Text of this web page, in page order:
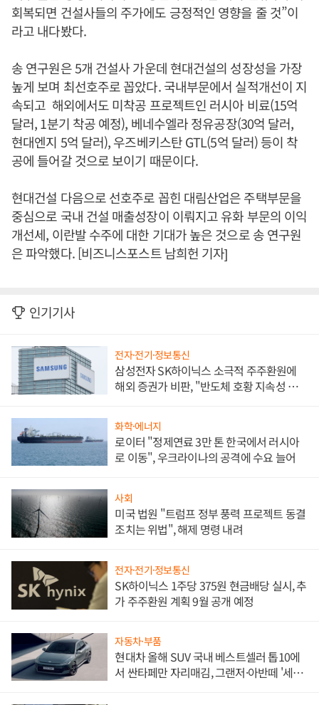
회복되면 건설사들의 주가에도 긍정적인 영향을 줄 것”이
라고 내다봤다.
송 연구원은 5개 건설사 가운데 현대건설의 성장성을 가장
높게 보며 최선호주로 꼽았다. 국내부문에서 실적개선이 지
속되고 해외에서도 미착공 프로젝트인 러시아 비료(15억
달러, 1분기 착공 예정), 베네수엘라 정유공장(30억 달러,
현대엔지 5억 달러), 우즈베키스탄 GTL(5억 달러) 등이 착
공에 들어갈 것으로 보이기 때문이다.
현대건설 다음으로 선호주로 꼽힌 대림산업은 주택부문을
중심으로 국내 건설 매출성장이 이뤄지고 유화 부문의 이익
개선세, 이란발 수주에 대한 기대가 높은 것으로 송 연구원
은 파악했다. [비즈니스포스트 남희헌 기자]
인기기사
전자·전기·정보통신
삼성전자 SK하이닉스 소극적 주주환원에
해외 증권가 비판, "반도체 호황 지속성 의
화학·에너지
로이터 "정제연료 3만 톤 한국에서 러시아
로 이동", 우크라이나의 공격에 수요 늘어
사회
미국 법원 "트럼프 정부 풍력 프로젝트 동결
조치는 위법", 해제 명령 내려
전자·전기·정보통신
SK하이닉스 1주당 375원 현금배당 실시, 추
가 주주환원 계획 9월 공개 예정
자동차·부품
현대차 올해 SUV 국내 베스트셀러 톱10에
서 싼타페만 자리매김, 그랜저·아반떼 '세단